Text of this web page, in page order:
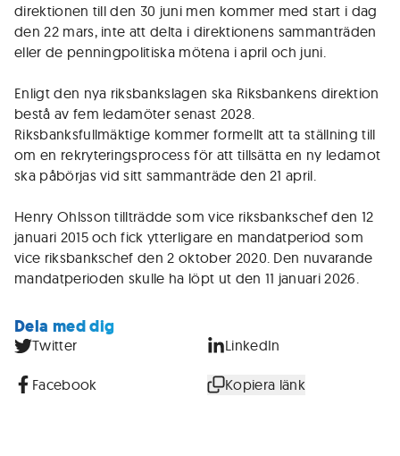
direktionen till den 30 juni men kommer med start i dag
den 22 mars, inte att delta i direktionens sammanträden
eller de penningpolitiska mötena i april och juni.
Enligt den nya riksbankslagen ska Riksbankens direktion
bestå av fem ledamöter senast 2028.
Riksbanksfullmäktige kommer formellt att ta ställning till
om en rekryteringsprocess för att tillsätta en ny ledamot
ska påbörjas vid sitt sammanträde den 21 april.
Henry Ohlsson tillträdde som vice riksbankschef den 12
januari 2015 och fick ytterligare en mandatperiod som
vice riksbankschef den 2 oktober 2020. Den nuvarande
mandatperioden skulle ha löpt ut den 11 januari 2026.
Dela med dig
Twitter LinkedIn
Facebook Kopiera länk